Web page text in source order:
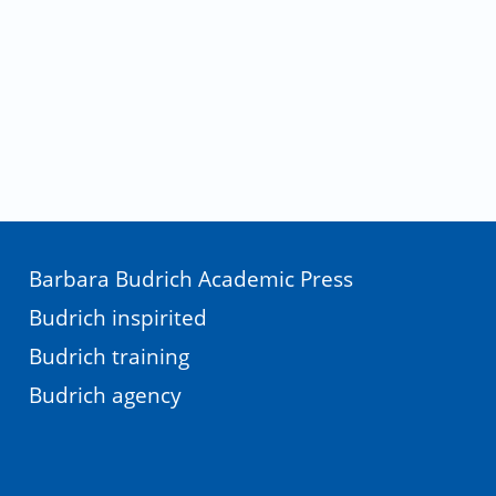
Barbara Budrich Academic Press
Budrich inspirited
Budrich training
Budrich agency